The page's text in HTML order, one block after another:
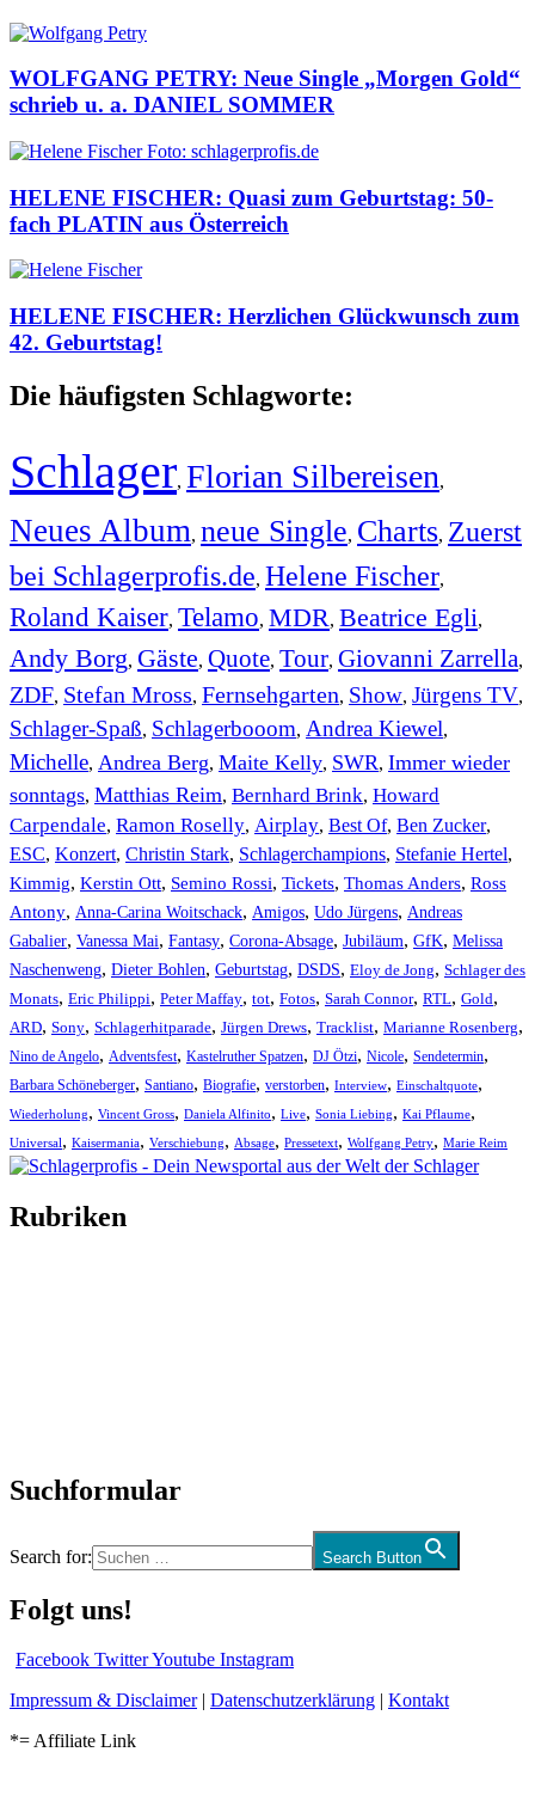
WOLFGANG PETRY: Neue Single „Morgen Gold“
schrieb u. a. DANIEL SOMMER
HELENE FISCHER: Quasi zum Geburtstag: 50-
fach PLATIN aus Österreich
HELENE FISCHER: Herzlichen Glückwunsch zum
42. Geburtstag!
Die häufigsten Schlagworte:
Schlager, Florian Silbereisen,
Neues Album, neue Single, Charts, Zuerst
bei Schlagerprofis.de, Helene Fischer,
Roland Kaiser, Telamo, MDR, Beatrice Egli,
Andy Borg, Gäste, Quote, Tour, Giovanni Zarrella,
ZDF, Stefan Mross, Fernsehgarten, Show, Jürgens TV,
Schlager-Spaß, Schlagerbooom, Andrea Kiewel,
Michelle, Andrea Berg, Maite Kelly, SWR, Immer wieder
sonntags, Matthias Reim, Bernhard Brink, Howard
Carpendale, Ramon Roselly, Airplay, Best Of, Ben Zucker,
ESC, Konzert, Christin Stark, Schlagerchampions, Stefanie Hertel,
Kimmig, Kerstin Ott, Semino Rossi, Tickets, Thomas Anders, Ross
Antony, Anna-Carina Woitschack, Amigos, Udo Jürgens, Andreas
Gabalier, Vanessa Mai, Fantasy, Corona-Absage, Jubiläum, GfK, Melissa
Naschenweng, Dieter Bohlen, Geburtstag, DSDS, Eloy de Jong, Schlager des
Monats, Eric Philippi, Peter Maffay, tot, Fotos, Sarah Connor, RTL, Gold,
ARD, Sony, Schlagerhitparade, Jürgen Drews, Tracklist, Marianne Rosenberg,
Nino de Angelo, Adventsfest, Kastelruther Spatzen, DJ Ötzi, Nicole, Sendetermin,
Barbara Schöneberger, Santiano, Biografie, verstorben, Interview, Einschaltquote,
Wiederholung, Vincent Gross, Daniela Alfinito, Live, Sonia Liebing, Kai Pflaume,
Universal, Kaisermania, Verschiebung, Absage, Pressetext, Wolfgang Petry, Marie Reim
Rubriken
Suchformular
Search for: Search Button
Folgt uns!
Facebook TwitterYoutube Instagram
Impressum & Disclaimer| Datenschutzerklärung | Kontakt
*= Affiliate Link